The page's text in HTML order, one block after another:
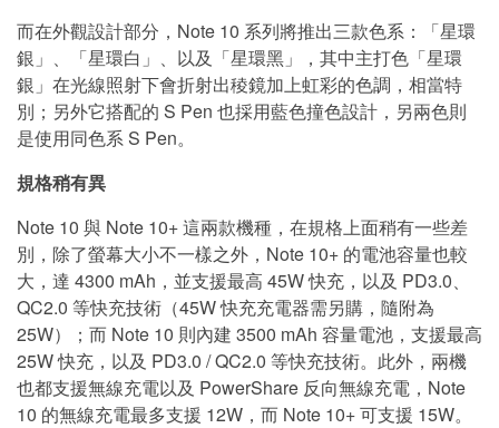
而在外觀設計部分，Note 10 系列將推出三款色系：「星環
銀」、「星環白」、以及「星環黑」，其中主打色「星環
銀」在光線照射下會折射出稜鏡加上虹彩的色調，相當特
別；另外它搭配的 S Pen 也採用藍色撞色設計，另兩色則
是使用同色系 S Pen。
規格稍有異
Note 10 與 Note 10+ 這兩款機種，在規格上面稍有一些差
別，除了螢幕大小不一樣之外，Note 10+ 的電池容量也較
大，達 4300 mAh，並支援最高 45W 快充，以及 PD3.0、
QC2.0 等快充技術（45W 快充充電器需另購，隨附為
25W）；而 Note 10 則內建 3500 mAh 容量電池，支援最高
25W 快充，以及 PD3.0 / QC2.0 等快充技術。此外，兩機
也都支援無線充電以及 PowerShare 反向無線充電，Note
10 的無線充電最多支援 12W，而 Note 10+ 可支援 15W。